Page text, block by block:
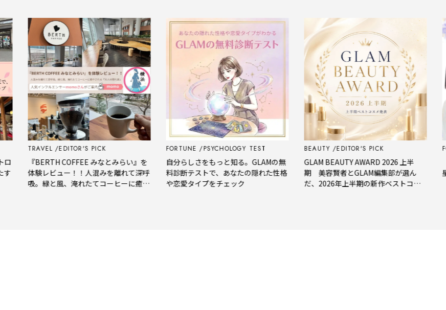
TRAVEL EDITOR'S PICK
『BERTH COFFEE みなとみらい』を
体験レビュー！！人混みを離れて深呼
吸。緑と風、淹れたてコーヒーに癒や
FORTUNE PSYCHOLOGY TEST
自分らしさをもっと知る。GLAMの無
料診断テストで、あなたの隠れた性格
や恋愛タイプをチェック
BEAUTY EDITOR'S PICK
GLAM BEAUTY AWARD 2026 上半
期 美容賢者とGLAM編集部が選ん
だ、2026年上半期の新作ベストコス
星